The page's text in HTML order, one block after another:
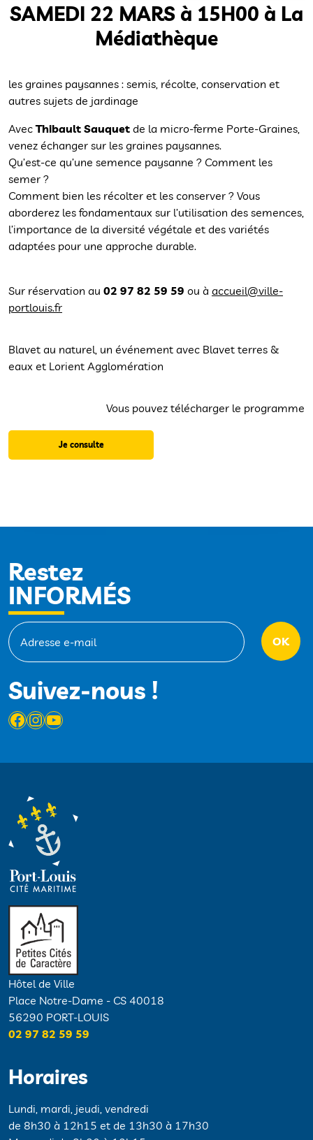
SAMEDI 22 MARS à 15H00 à La
Médiathèque
les graines paysannes : semis, récolte, conservation et
autres sujets de jardinage
AvecThibault Sauquet de la micro-ferme Porte-Graines,
venez échanger sur les graines paysannes.
Qu’est-ce qu’une semence paysanne ? Comment les
semer ?
Comment bien les récolter et les conserver ? Vous
aborderez les fondamentaux sur l’utilisation des semences,
l’importance de la diversité végétale et des variétés
adaptées pour une approche durable.
Sur réservation au 02 97 82 59 59 ou à accueil@ville-
portlouis.fr
Blavet au naturel, un événement avec Blavet terres &
eaux et Lorient Agglomération
Vous pouvez télécharger le programme
Je consulte
Restez
INFORMÉS
Suivez-nous !
Facebook
Instagram
YouTube
Hôtel de Ville
Place Notre-Dame - CS 40018
56290 PORT-LOUIS
02 97 82 59 59
Horaires
Lundi, mardi, jeudi, vendredi
de 8h30 à 12h15 et de 13h30 à 17h30